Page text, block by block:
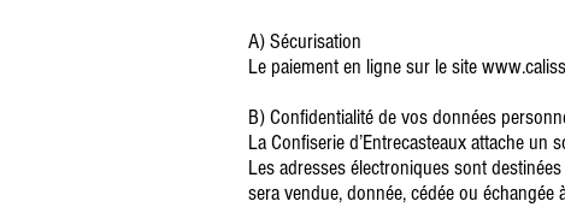
A) Sécurisation
Le paiement en ligne sur le site
B) Confidentialité de vos données
La Confiserie d’Entrecasteaux attache
Les adresses électroniques sont
sera vendue, donnée, cédée ou échangée